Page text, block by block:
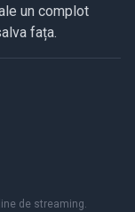
un complot
fața.
de streaming.